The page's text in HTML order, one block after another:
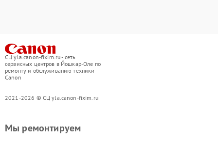
СЦ yla.canon-fixim.ru - сеть
сервисных центров в Йошкар-Оле по
ремонту и обслуживанию техники
Canon
2021-2026 © СЦ yla.canon-fixim.ru
Мы ремонтируем